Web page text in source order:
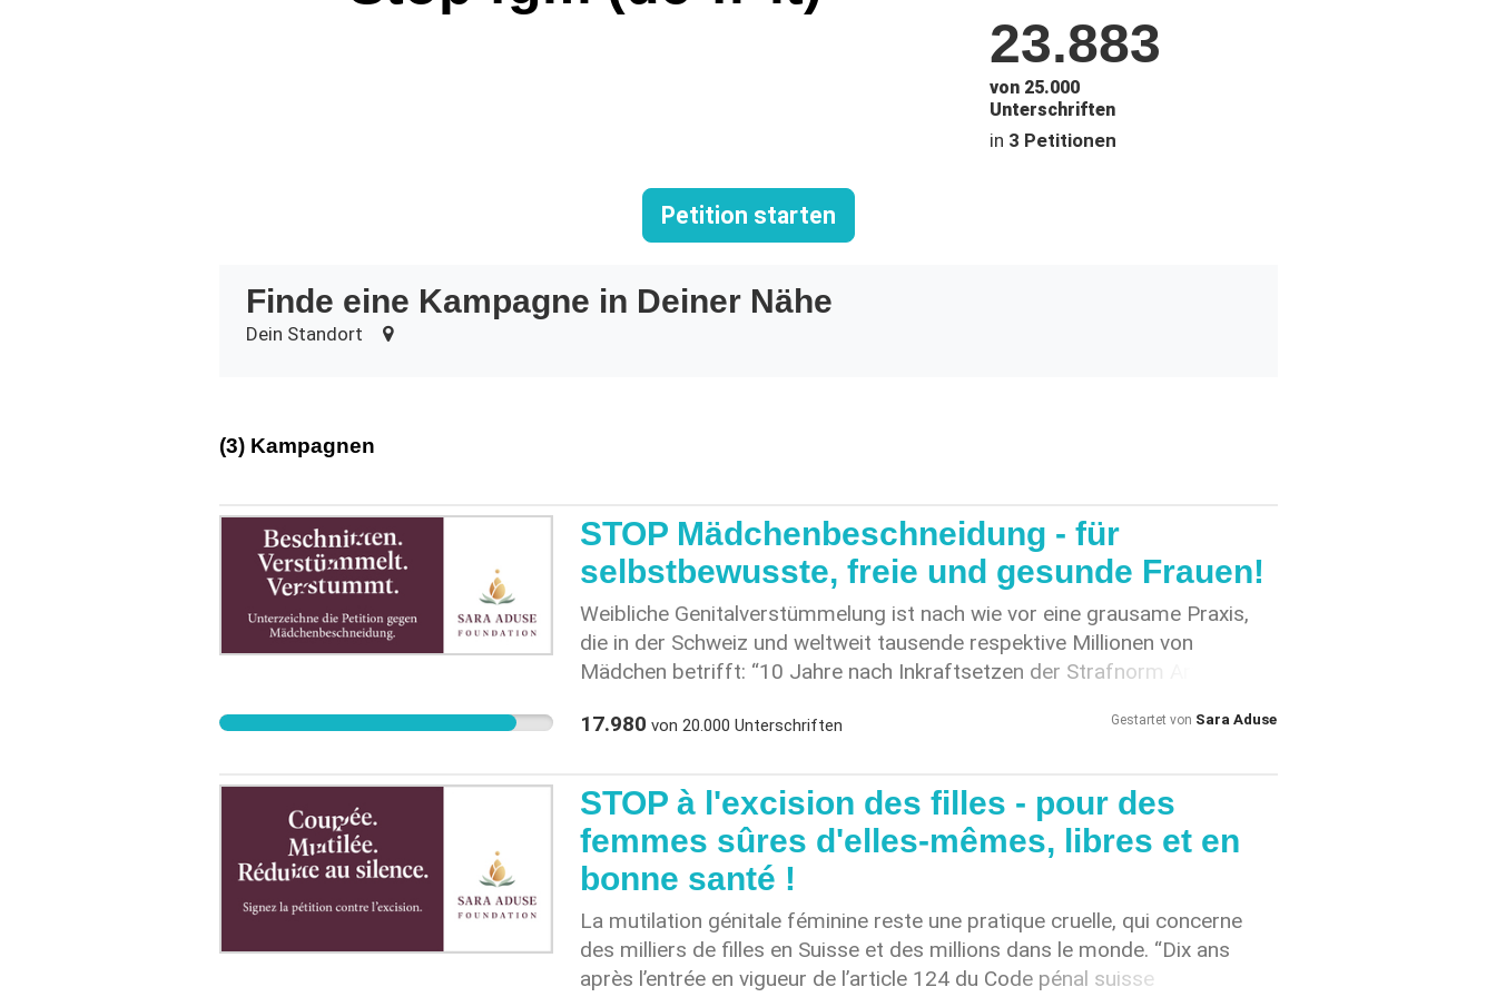
23.883
von 25.000
Unterschriften
in 3 Petitionen
Petition starten
Finde eine Kampagne in Deiner Nähe
Dein Standort
(3) Kampagnen
STOP Mädchenbeschneidung - für
selbstbewusste, freie und gesunde Frauen!
Weibliche Genitalverstümmelung ist nach wie vor eine grausame Praxis,
die in der Schweiz und weltweit tausende respektive Millionen von
Mädchen betrifft: “10 Jahre nach Inkraftsetzen der Strafnorm Art. 124
Schweiz noch immer Schätzungen zufolge über 24'600 Mädchen und
“Die Aufklärungs- und Präventionsarbeit in der Schweiz erreicht die
direkten Zielgruppen, potentiell betroffene Mädchen sowie deren privates
Umfeld (Mütter, Väter, Verwandte in der Schweiz und in den
Herkunftsländern) noch viel zu wenig.” “FGM ist weiterhin ein Tabu.
die Menschen, die Mädchenbeschneidungen veranlassen, widersetzen
sich ungestraft der Verletzung des Verbots und schweigen zur Praxis.”
https://vimeo.com/1054055578?share=copy#t=0 Du trägst mit Deiner
17.980 von20.000 Unterschriften Gestartet von Sara Aduse
STOP à l'excision des filles - pour des
femmes sûres d'elles-mêmes, libres et en
bonne santé !
La mutilation génitale féminine reste une pratique cruelle, qui concerne
des milliers de filles en Suisse et des millions dans le monde. “Dix ans
après l’entrée en vigueur de l’article 124 du Code pénal suisse